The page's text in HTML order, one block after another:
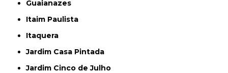
Guaianazes
Itaim Paulista
Itaquera
Jardim Casa Pintada
Jardim Cinco de Julho